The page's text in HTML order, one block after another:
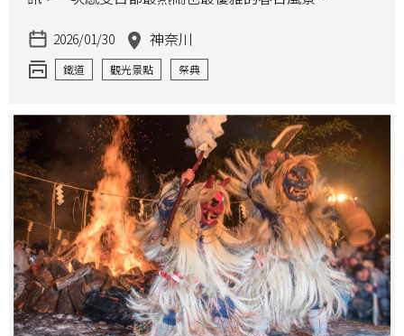
2026/01/30 神奈川
鐵道 觀光景點 祭典